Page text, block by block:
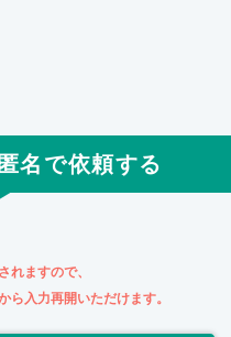
名で依頼する
れますので、
ら入力再開いただけます。